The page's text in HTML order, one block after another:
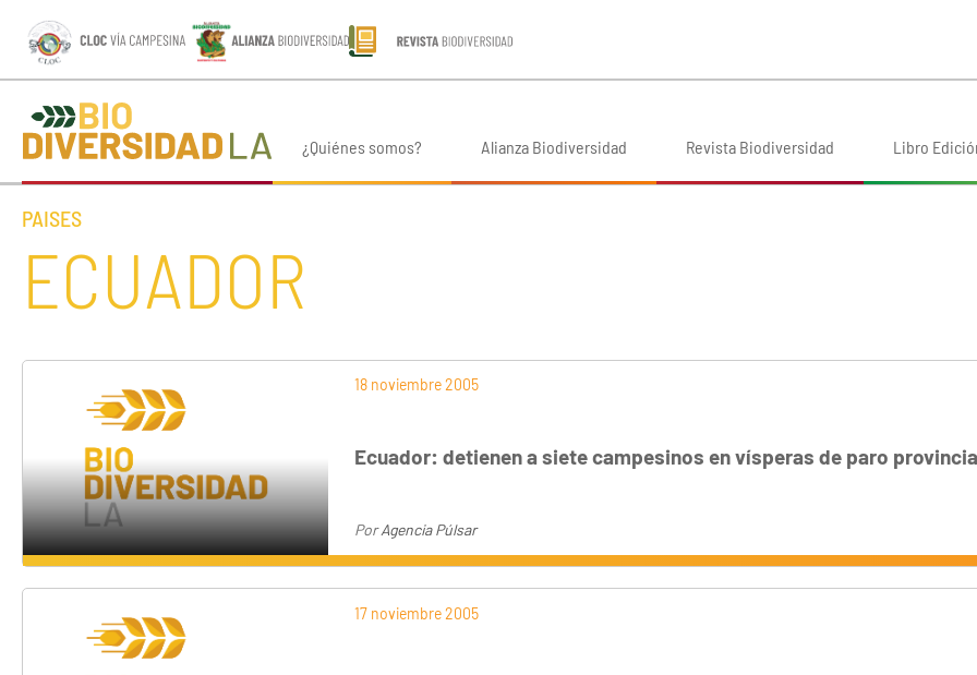
¿Quiénes somos? Alianza Biodiversidad Revista Biodiversidad Libro
PAISES
ECUADOR
18 noviembre 2005
Ecuador: detienen a siete campesinos en vísperas de paro
PorAgencia Púlsar
17 noviembre 2005